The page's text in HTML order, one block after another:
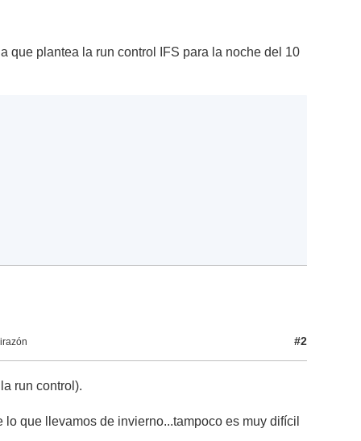
que plantea la run control IFS para la noche del 10
#2
run control).
que llevamos de invierno...tampoco es muy difícil